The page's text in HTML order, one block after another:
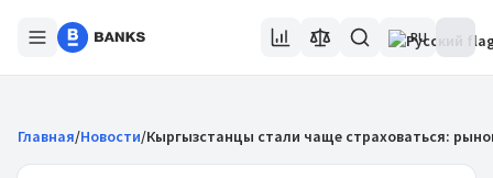
RU
Главная/Новости/Кыргызстанцы стали чаще страховаться: